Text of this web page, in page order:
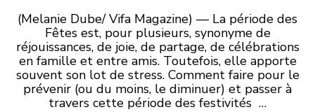
(Melanie Dube/ Vifa Magazine) — La période des
Fêtes est, pour plusieurs, synonyme de
réjouissances, de joie, de partage, de célébrations
en famille et entre amis. Toutefois, elle apporte
souvent son lot de stress. Comment faire pour le
prévenir (ou du moins, le diminuer) et passer à
travers cette période des festivités …